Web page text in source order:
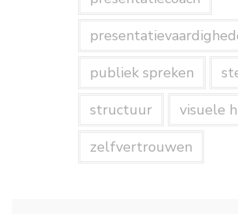
publiek spreken
structuur
visuele
zelfvertrouwen